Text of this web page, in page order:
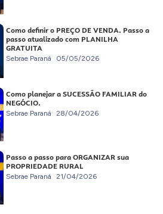
Como definir o PREÇO DE VENDA. Passo a
passo atualizado com PLANILHA
GRATUITA
Sebrae Paraná 05/05/2026
Como planejar a SUCESSÃO FAMILIAR do
NEGÓCIO.
Sebrae Paraná 28/04/2026
Passo a passo para ORGANIZAR sua
PROPRIEDADE RURAL
Sebrae Paraná 21/04/2026